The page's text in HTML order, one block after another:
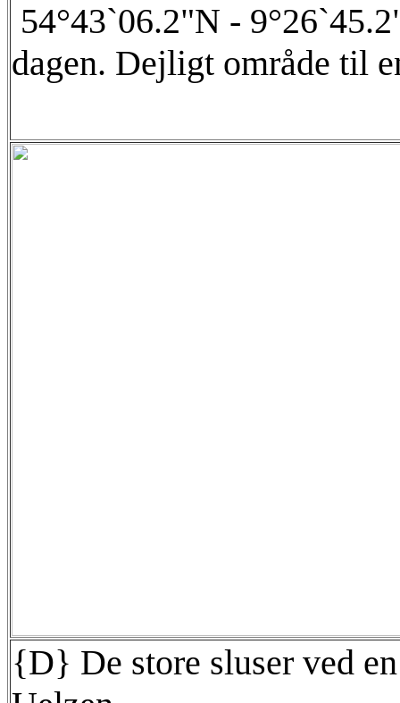
54°43`06.2"N -
dagen. Dejligt område til
{D} De store sluser ved